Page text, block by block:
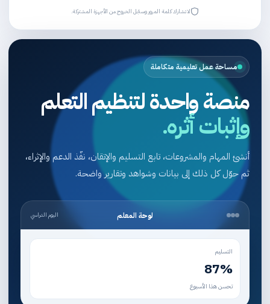
مساحة عمل تعليمية متكاملة
منصة واحدة لتنظيم التعلم
وإثبات أثره.
أنشئ المهام والمشروعات، تابع التسليم والإتقان، نفّذ الدعم والإثراء،
ثم حوّل كل ذلك إلى بيانات وشواهد وتقارير واضحة.
لوحة المعلم اليوم الدراسي
التسليم
87%
تحسن هذا الأسبوع
لا تشارك كلمة المرور وسجّل الخروج من الأجهزة المشتركة.